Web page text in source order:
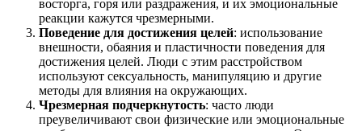
восторга, горя или раздражения, и их эмоциональные
реакции кажутся чрезмерными.
Поведение для достижения целей: использование
внешности, обаяния и пластичности поведения для
достижения целей. Люди с этим расстройством
используют сексуальность, манипуляцию и другие
методы для влияния на окружающих.
Чрезмерная подчеркнутость: часто люди
преувеличивают свои физические или эмоциональные